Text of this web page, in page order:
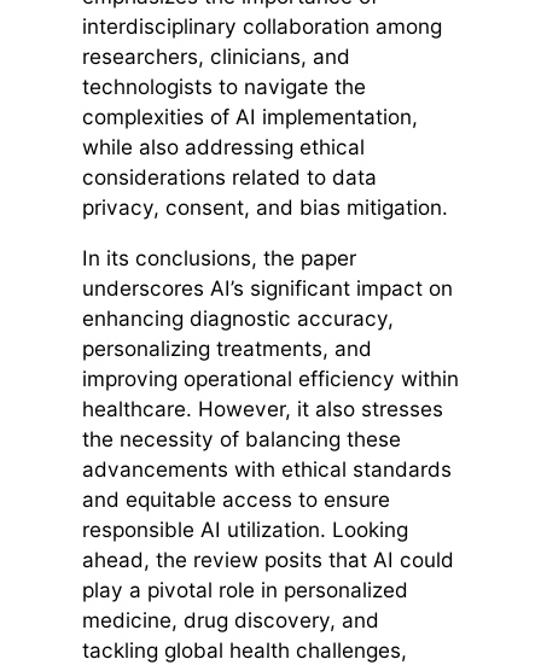
interdisciplinary collaboration among
researchers, clinicians, and
technologists to navigate the
complexities of AI implementation,
while also addressing ethical
considerations related to data
privacy, consent, and bias mitigation.
In its conclusions, the paper
underscores AI’s significant impact on
enhancing diagnostic accuracy,
personalizing treatments, and
improving operational efficiency within
healthcare. However, it also stresses
the necessity of balancing these
advancements with ethical standards
and equitable access to ensure
responsible AI utilization. Looking
ahead, the review posits that AI could
play a pivotal role in personalized
medicine, drug discovery, and
tackling global health challenges,